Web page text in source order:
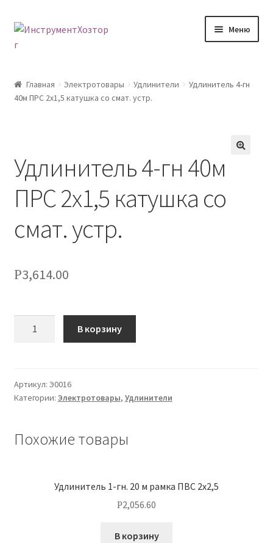
Перейти
Перейти
Меню
Возврат товара
Каталог
Контакты
Корзина
Оплата
Оформление заказа
Скачать прайс
Главная Электротовары Удлинители
Удлинитель 4-гн
40м ПРС 2х1,5 катушка со смат. устр.
Удлинитель 4-гн 40м
ПРС 2х1,5 катушка со
смат. устр.
Р3,614.00
В корзину
Артикул: Э0016
Категории: Электротовары, Удлинители
Похожие товары
Удлинитель 1-гн. 20 м рамка ПВС 2х2,5
Р2,056.60
В корзину